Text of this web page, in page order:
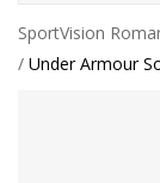
SportVision
Under Armour